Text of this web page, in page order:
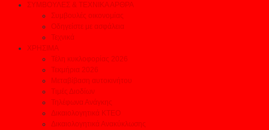
ΣΥΜΒΟΥΛΕΣ & ΤΕΧΝΙΚΑ ΑΡΘΡΑ
Συμβουλές οικονομίας
Οδηγείστε με ασφάλεια
Τεχνικά
ΧΡΗΣΙΜΑ
Τέλη κυκλοφορίας 2026
Τεκμήρια 2026
Μεταβίβαση αυτοκινήτου
Τιμές Διοδίων
Τηλέφωνα Ανάγκης
Δικαιολογητικά ΚΤΕΟ
Δικαιολογητικά Ανακύκλωσης